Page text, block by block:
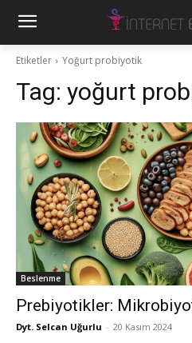
Etiketler Yoğurt probiyotik
Tag: yoğurt
Beslenme
Prebiyotikler:
Dyt. Selcan Uğurlu - 20 Kasım 2024